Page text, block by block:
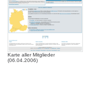
Karte aller Mitglieder
(06.04.2006)